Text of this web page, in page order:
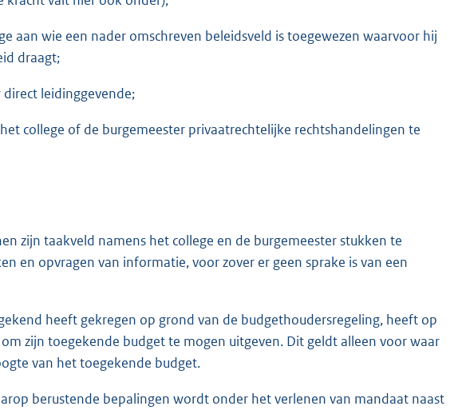
aan wie een nader omschreven beleidsveld is toegewezen waarvoor hij
draagt;
leidinggevende;
college of de burgemeester privaatrechtelijke rechtshandelingen te
zijn taakveld namens het college en de burgemeester stukken te
en opvragen van informatie, voor zover er geen sprake is van een
heeft gekregen op grond van de budgethoudersregeling, heeft op
zijn toegekende budget te mogen uitgeven. Dit geldt alleen voor waar
van het toegekende budget.
berustende bepalingen wordt onder het verlenen van mandaat naast